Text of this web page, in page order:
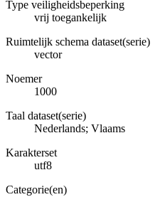
Type veiligheidsbeperking
vrij toegankelijk
Ruimtelijk schema dataset(serie)
vector
Noemer
1000
Taal dataset(serie)
Nederlands; Vlaams
Karakterset
utf8
Categorie(en)